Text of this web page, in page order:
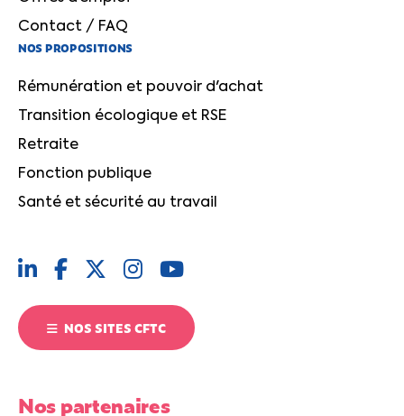
Contact / FAQ
NOS PROPOSITIONS
Rémunération et pouvoir d'achat
Transition écologique et RSE
Retraite
Fonction publique
Santé et sécurité au travail
NOS SITES CFTC
Nos partenaires